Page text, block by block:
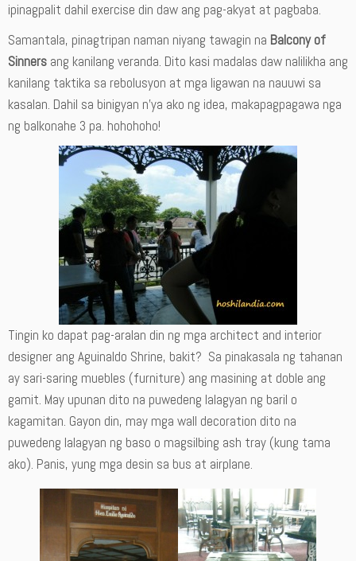
ipinagpalit dahil exercise din daw ang pag-akyat at pagbaba.
Samantala, pinagtripan naman niyang tawagin na Balcony of
Sinners ang kanilang veranda. Dito kasi madalas daw nalilikha ang
kanilang taktika sa rebolusyon at mga ligawan na nauuwi sa
kasalan. Dahil sa binigyan n’ya ako ng idea, makapagpagawa nga
ng balkonahe 3 pa. hohohoho!
Tingin ko dapat pag-aralan din ng mga architect and interior
designer ang Aguinaldo Shrine, bakit? Sa pinakasala ng tahanan
ay sari-saring muebles (furniture) ang masining at doble ang
gamit. May upunan dito na puwedeng lalagyan ng baril o
kagamitan. Gayon din, may mga wall decoration dito na
puwedeng lalagyan ng baso o magsilbing ash tray (kung tama
ako). Panis, yung mga desin sa bus at airplane.